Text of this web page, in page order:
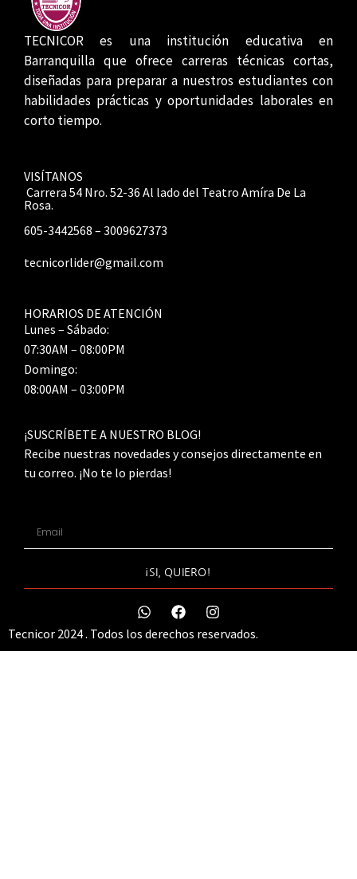
TECNICOR es una institución educativa en
Barranquilla que ofrece carreras técnicas cortas,
diseñadas para preparar a nuestros estudiantes con
habilidades prácticas y oportunidades laborales en
corto tiempo.
VISÍTANOS
Carrera 54 Nro. 52-36 Al lado del Teatro Amíra De La
Rosa.
605-3442568 – 3009627373
tecnicorlider@gmail.com
HORARIOS DE ATENCIÓN
Lunes – Sábado:
07:30AM – 08:00PM
Domingo:
08:00AM – 03:00PM
¡SUSCRÍBETE A NUESTRO BLOG!
Recibe nuestras novedades y consejos directamente en
tu correo. ¡No te lo pierdas!
¡SI, QUIERO!
Tecnicor 2024 . Todos los derechos reservados.